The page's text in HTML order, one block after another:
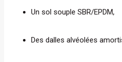
Un sol souple SBR/EPDM,
Des dalles alvéolées